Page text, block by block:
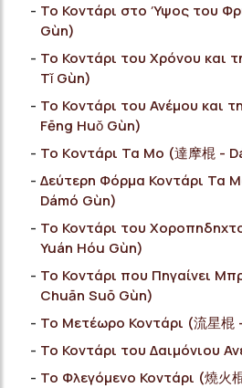
Το Κοντάρι στο Ύψος του
Gùn)
Το Κοντάρι του Χρόνου και
Tǐ Gùn)
Το Κοντάρι του Ανέμου και
Fēng Huǒ Gùn)
Το Kοντάρι Τα Μο (達摩棍 -
Δεύτερη Φόρμα Κοντάρι Τα
Dámó Gùn)
Το Κοντάρι του
Yuán Hóu Gùn)
Το Κοντάρι που Πηγαίνει
Chuān Suō Gùn)
Το Μετέωρο Κοντάρι (流星棍
Το Κοντάρι του Δαιμόνιου
Το Φλεγόμενο Κοντάρι (燒火